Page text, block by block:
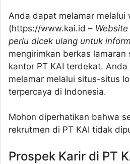
Anda dapat melamar melalui
(https://www.kai.id –
perlu dicek ulang untuk
mengirimkan berkas lamaran
kantor PT KAI terdekat.
melamar melalui situs-situs
terpercaya di Indonesia.
Mohon diperhatikan bahwa
rekrutmen di PT KAI tidak
Prospek Karir di PT